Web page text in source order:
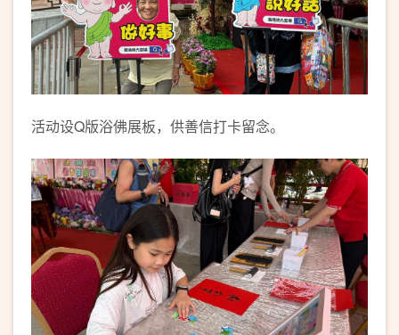
活动设Q版浴佛展板，供善信打卡留念。